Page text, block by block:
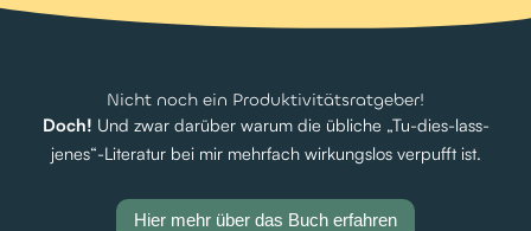
Nicht noch ein Produktivitätsratgeber!
Doch! Und zwar darüber warum die übliche „Tu-dies-lass-
jenes“-Literatur bei mir mehrfach wirkungslos verpufft ist.
Hier mehr über das Buch erfahren